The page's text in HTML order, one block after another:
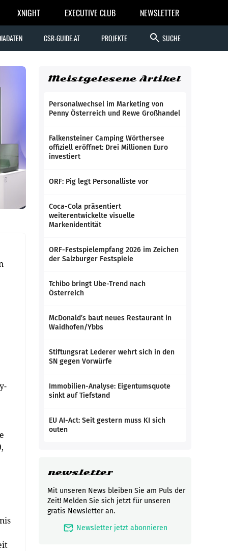
XNIGHT EXECUTIVE CLUB NEWSLETTER
CSR-GUIDE.AT PROJEKTE search SUCHE
Meistgelesene Artikel
Personalwechsel im Marketing von
Penny Österreich und Rewe Großhandel
Falkensteiner Camping Wörthersee
offiziell eröffnet: Drei Millionen Euro
investiert
ORF: Pig legt Personalliste vor
Coca-Cola präsentiert
weiterentwickelte visuelle
Markenidentität
ORF-Festspielempfang 2026 im Zeichen
der Salzburger Festspiele
Tchibo bringt Ube-Trend nach
Österreich
McDonald’s baut neues Restaurant in
Waidhofen/Ybbs
Stiftungsrat Lederer wehrt sich in den
SN gegen Vorwürfe
Immobilien-Analyse: Eigentumsquote
sinkt auf Tiefstand
EU AI-Act: Seit gestern muss KI sich
outen
newsletter
Mit unseren News bleiben Sie am Puls der
Zeit! Melden Sie sich jetzt für unseren
gratis Newsletter an.
mark_email_read Newsletter jetzt abonnieren